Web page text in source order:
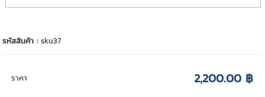
รหัสสินค้า :sku37
ราคา 2,200.00 ฿